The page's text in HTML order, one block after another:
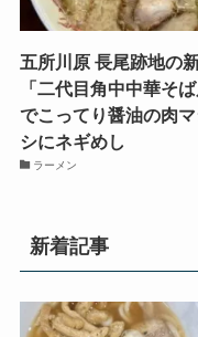
五所川原 長尾跡地の
「二代目角中中華そば
でこってり醤油の肉
シにネギめし
ラーメン
新着記事